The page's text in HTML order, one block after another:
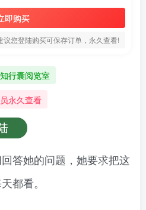
即购买
议您登陆购买可保存订单，永久查看!
行囊阅览室
永久查看
答她的问题，她要求把这
都看。